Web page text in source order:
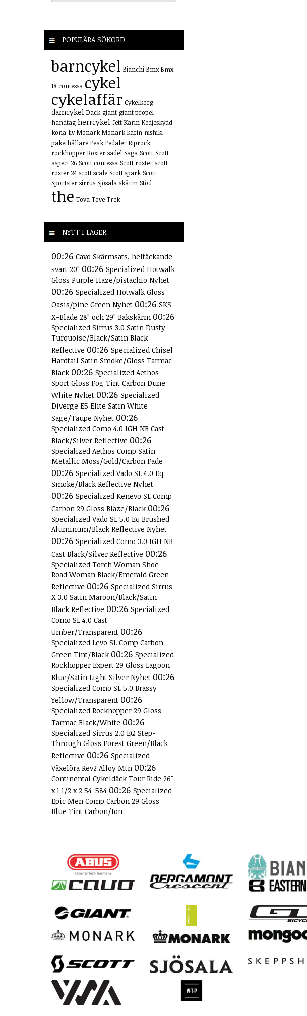
POPULÄRA SÖKORD
barncykel Bianchi Bmx Bmx
18 contessa cykel
cykelaffär Cykelkorg
damcykel Däck giant giant propel
handtag herrcykel Jett Karin Kedjeskydd
kona liv Monark Monark karin nishiki
pakethållare Peak Pedaler Riprock
rockhopper Roxter sadel Saga Scott Scott
aspect 26 Scott contessa Scott roxter scott
roxter 24 scott scale Scott spark Scott
Sportster sirrus Sjösala skärm Stöd
the Tova Tove Trek
NYTT I LAGER
00:26 Cavo Skärmsats, heltäckande
svart 20" 00:26 Specialized Hotwalk
Gloss Purple Haze/pistachio Nyhet
00:26 Specialized Hotwalk Gloss
Oasis/pine Green Nyhet 00:26 SKS
X-Blade 28" och 29" Bakskärm 00:26
Specialized Sirrus 3.0 Satin Dusty
Turquoise/Black/Satin Black
Reflective 00:26 Specialized Chisel
Hardtail Satin Smoke/Gloss Tarmac
Black 00:26 Specialized Aethos
Sport Gloss Fog Tint Carbon Dune
White Nyhet 00:26 Specialized
Diverge E5 Elite Satin White
Sage/Taupe Nyhet 00:26
Specialized Como 4.0 IGH NB Cast
Black/Silver Reflective 00:26
Specialized Aethos Comp Satin
Metallic Moss/Gold/Carbon Fade
00:26 Specialized Vado SL 4.0 Eq
Smoke/Black Reflective Nyhet
00:26 Specialized Kenevo SL Comp
Carbon 29 Gloss Blaze/Black 00:26
Specialized Vado SL 5.0 Eq Brushed
Aluminum/Black Reflective Nyhet
00:26 Specialized Como 3.0 IGH NB
Cast Black/Silver Reflective 00:26
Specialized Torch Woman Shoe
Road Woman Black/Emerald Green
Reflective 00:26 Specialized Sirrus
X 3.0 Satin Maroon/Black/Satin
Black Reflective 00:26 Specialized
Como SL 4.0 Cast
Umber/Transparent 00:26
Specialized Levo SL Comp Carbon
Green Tint/Black 00:26 Specialized
Rockhopper Expert 29 Gloss Lagoon
Blue/Satin Light Silver Nyhet 00:26
Specialized Como SL 5.0 Brassy
Yellow/Transparent 00:26
Specialized Rockhopper 29 Gloss
Tarmac Black/White 00:26
Specialized Sirrus 2.0 EQ Step-
Through Gloss Forest Green/Black
Reflective 00:26 Specialized
Växelöra Rev2 Alloy Mtn 00:26
Continental Cykeldäck Tour Ride 26"
x 1 1/2 x 2 54-584 00:26 Specialized
Epic Men Comp Carbon 29 Gloss
Blue Tint Carbon/Ion